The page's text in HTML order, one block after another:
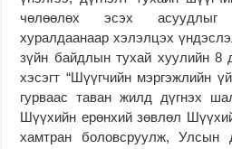
чөлөөлөх эсэх асуудлыг
хуралдаанаар хэлэлцэх
зүйн байдлын тухай хуулийн 8
хэсэгт “Шүүгчийн мэргэжлийн
гурваас таван жилд дүгнэх
Шүүхийн ерөнхий зөвлөл
хамтран боловсруулж, Улсын